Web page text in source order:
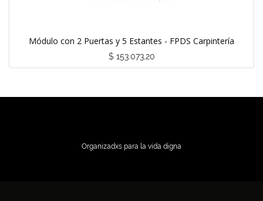
Módulo con 2 Puertas y 5 Estantes - FPDS Carpintería
$ 153.073,20
Organizadxs para la vida digna